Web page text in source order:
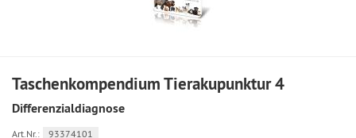
Taschenkompendium Tierakupunktur 4
Differenzialdiagnose
Art.Nr.: 93374101